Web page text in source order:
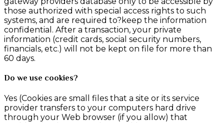
those authorized with special access rights to such
systems, and are required to?keep the information
confidential. After a transaction, your private
information (credit cards, social security numbers,
financials, etc.) will not be kept on file for more than
60 days.
Do we use cookies?
Yes (Cookies are small files that a site or its service
provider transfers to your computers hard drive
through your Web browser (if you allow) that